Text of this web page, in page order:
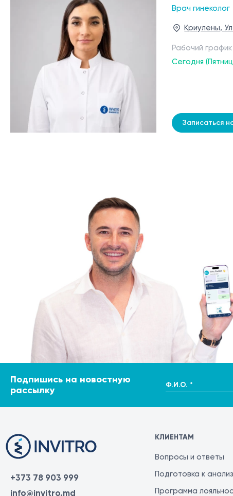
Врач гинеколог
Криулены,
Рабочий график
Сегодня
Записаться
Подпишись на новостную
рассылку
Ф.И.О. *
+373 78 903 999
info@invitro.md
КЛИЕНТАМ
Вопросы и ответы
Подготовка к
Программа